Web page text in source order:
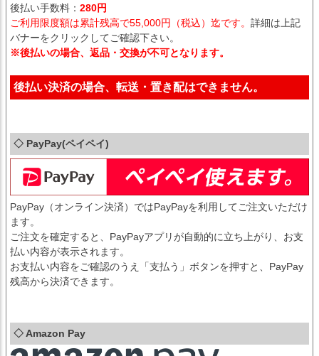
後払い手数料： 280円
ご利用限度額は累計残高で55,000円（税込）迄です。 詳細は上記
バナーをクリックしてご確認下さい。
※後払いの場合、返品・交換が不可となります。
後払い決済の場合、転送・置き配はできません。
◇ PayPay(ペイペイ)
PayPay（オンライン決済）ではPayPayを利用してご注文いただけ
ます。
ご注文を確定すると、PayPayアプリが自動的に立ち上がり、お支
払い内容が表示されます。
お支払い内容をご確認のうえ「支払う」ボタンを押すと、PayPay
残高から決済できます。
◇ Amazon Pay